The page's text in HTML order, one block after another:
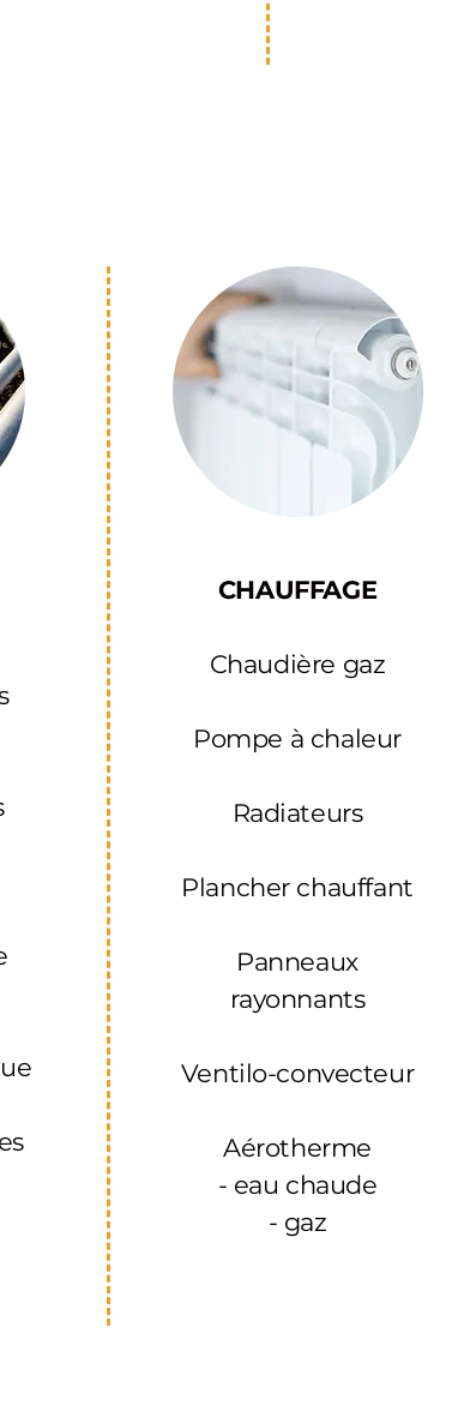
CHAUFFAGE
Chaudière gaz
Pompe à chaleur
Radiateurs
Plancher chauffant
Panneaux
rayonnants
Ventilo-convecteur
Aérotherme
- eau chaude
- gaz